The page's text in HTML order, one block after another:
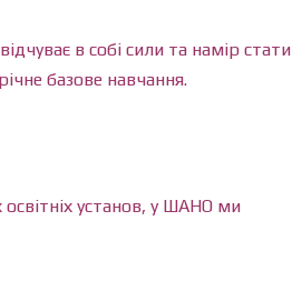
в собі сили та намір стати
базове навчання.
установ, у ШАНО ми